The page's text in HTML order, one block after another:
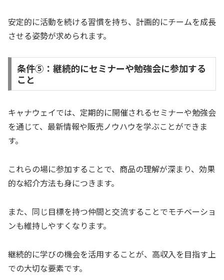
安定的に活動を続ける習慣を持ち、計画的にチームを成長
させる姿勢が求められます。
条件⑤：継続的にセミナーや勉強会に参加する
こと
キャナウェイでは、定期的に開催されるセミナーや勉強会
を通じて、最新情報や販売ノウハウを学ぶことができま
す。
これらの場に参加することで、商品の理解が深まり、効果
的な紹介方法も身につきます。
また、同じ目標を持つ仲間と交流することでモチベーショ
ンも維持しやすくなります。
継続的に学びの機会を活用することが、高収入を目指す上
での大切な要素です。